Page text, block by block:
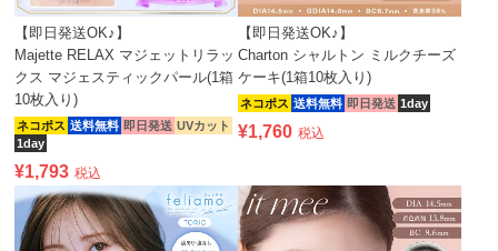
【即日発送OK♪】
Majette RELAX マジェットリラッ
クス マジェスティックパール(1箱
10枚入り)
ネコポス 送料無料 即日発送 UVカット
1day
¥1,793 税込
【即日発送OK♪】
Charton シャルトン ミルクチーズ
ケーキ(1箱10枚入り)
ネコポス 送料無料 即日発送 1day
¥1,760 税込